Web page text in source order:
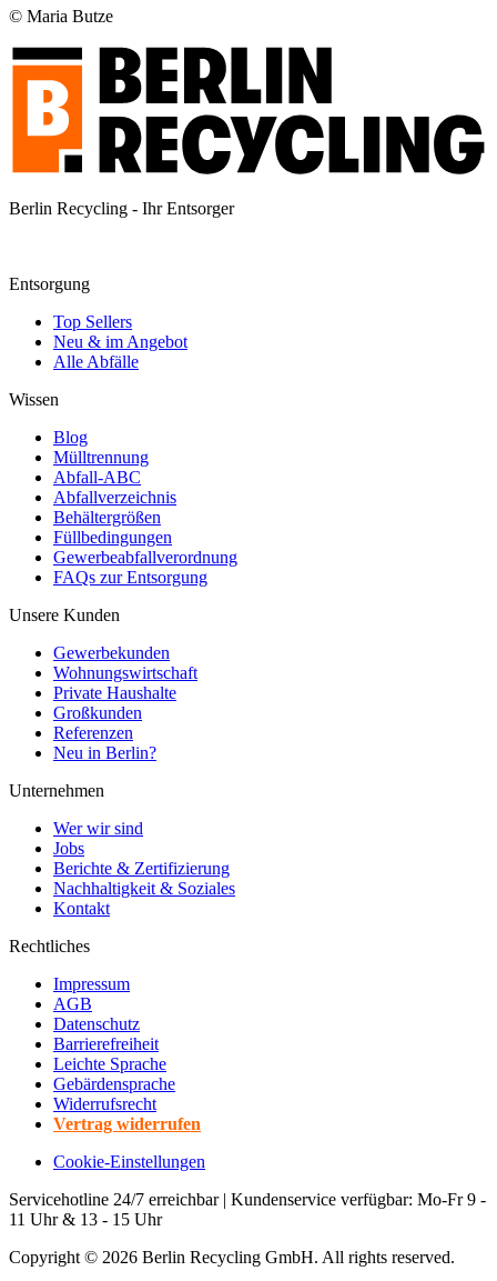
© Maria Butze
Berlin Recycling - Ihr Entsorger
Entsorgung
Top Sellers
Neu & im Angebot
Alle Abfälle
Wissen
Blog
Mülltrennung
Abfall-ABC
Abfallverzeichnis
Behältergrößen
Füllbedingungen
Gewerbeabfallverordnung
FAQs zur Entsorgung
Unsere Kunden
Gewerbekunden
Wohnungswirtschaft
Private Haushalte
Großkunden
Referenzen
Neu in Berlin?
Unternehmen
Wer wir sind
Jobs
Berichte & Zertifizierung
Nachhaltigkeit & Soziales
Kontakt
Rechtliches
Impressum
AGB
Datenschutz
Barrierefreiheit
Leichte Sprache
Gebärdensprache
Widerrufsrecht
Vertrag widerrufen
Cookie-Einstellungen
Servicehotline 24/7 erreichbar | Kundenservice verfügbar: Mo-Fr 9 -
11 Uhr & 13 - 15 Uhr
Copyright © 2026 Berlin Recycling GmbH. All rights reserved.